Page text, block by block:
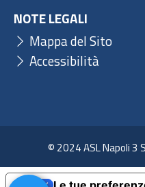
NOTE LEGALI
Mappa del Sito
Accessibilità
© 2024 ASL Napoli